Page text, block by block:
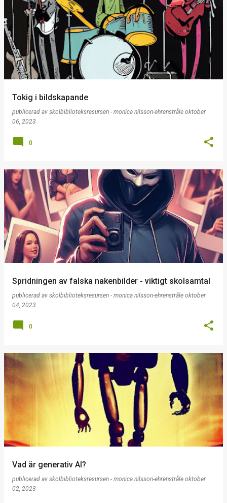
Tokig i bildskapande
publicerad av skolbiblioteksresursen - monica nilsson-ehrenstråle oktober
06, 2023
0
Spridningen av falska nakenbilder - viktigt skolsamtal
publicerad av skolbiblioteksresursen - monica nilsson-ehrenstråle oktober
04, 2023
0
Vad är generativ AI?
publicerad av skolbiblioteksresursen - monica nilsson-ehrenstråle oktober
02, 2023